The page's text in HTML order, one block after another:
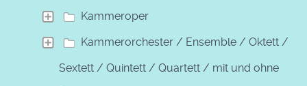
Kammeroper
Kammerorchester / Ensemble / Oktett /
Sextett / Quintett / Quartett / mit und ohne